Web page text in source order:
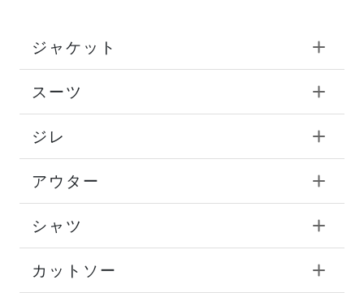
ジャケット
スーツ
ジレ
アウター
シャツ
カットソー